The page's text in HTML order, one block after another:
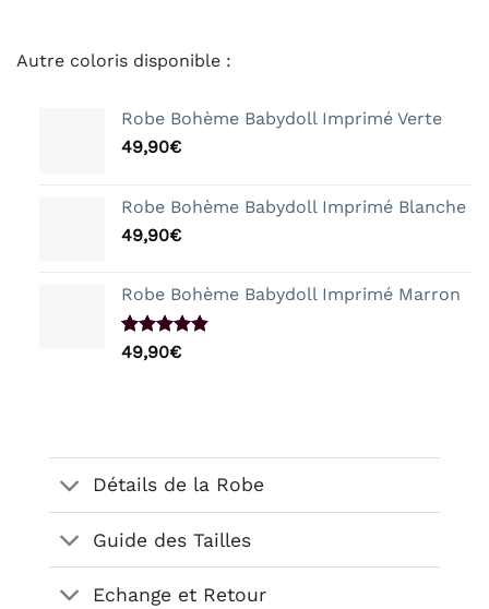
Autre coloris disponible :
Robe Bohème Babydoll Imprimé Verte
49,90€
Robe Bohème Babydoll Imprimé Blanche
49,90€
Robe Bohème Babydoll Imprimé Marron
Noté4.80
sur 5 basé
10
49,90€
Détails de la Robe
Guide des Tailles
Echange et Retour